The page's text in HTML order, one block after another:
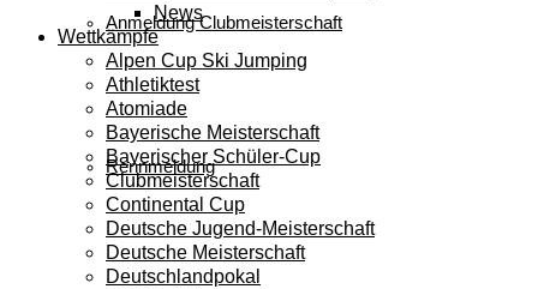
Anmeldung Clubmeisterschaft
Rennmeldung
News
Wettkämpfe
Alpen Cup Ski Jumping
Athletiktest
Atomiade
Bayerische Meisterschaft
Bayerischer Schüler-Cup
Clubmeisterschaft
Continental Cup
Deutsche Jugend-Meisterschaft
Deutsche Meisterschaft
Deutschlandpokal